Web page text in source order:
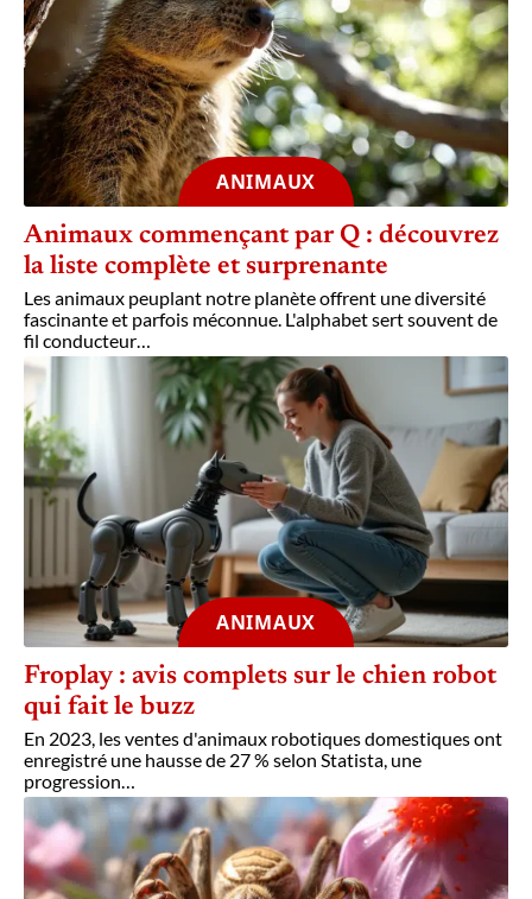
ANIMAUX
Animaux commençant par Q : découvrez
la liste complète et surprenante
Les animaux peuplant notre planète offrent une diversité
fascinante et parfois méconnue. L'alphabet sert souvent de
fil conducteur…
ANIMAUX
Froplay : avis complets sur le chien robot
qui fait le buzz
En 2023, les ventes d'animaux robotiques domestiques ont
enregistré une hausse de 27 % selon Statista, une
progression…